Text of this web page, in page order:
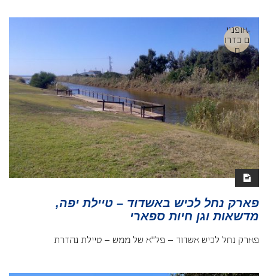
אופניי
ם בדרו
ם
פארק נחל לכיש באשדוד – טיילת יפה,
מדשאות וגן חיות ספארי
פארק נחל לכיש אשדוד – פל"א של ממש – טיילת נהדרת